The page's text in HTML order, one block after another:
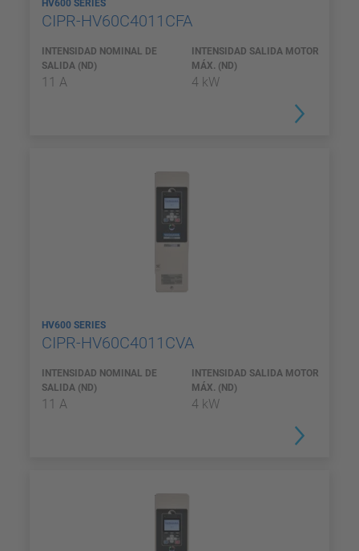
HV600 SERIES
CIPR-HV60C4011CFA
INTENSIDAD NOMINAL DE
SALIDA (ND)
11 A
INTENSIDAD SALIDA MOTOR
MÁX. (ND)
4 kW
HV600 SERIES
CIPR-HV60C4011CVA
INTENSIDAD NOMINAL DE
SALIDA (ND)
11 A
INTENSIDAD SALIDA MOTOR
MÁX. (ND)
4 kW